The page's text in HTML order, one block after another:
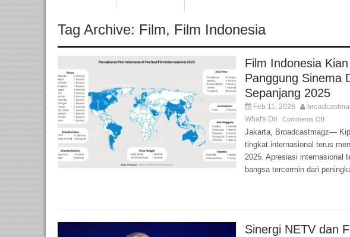
Tag Archive: Film, Film Indonesia
Film Indonesia
Panggung Sinema
Sepanjang 2025
Feb 11, 2026
What's On Comments Off
Jakarta, Broadcastmagz—
tingkat internasional terus
2025. Apresiasi internasional
bangsa tercermin dari
Sinergi NETV dan